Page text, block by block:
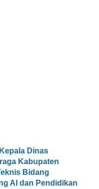
Dinas
Kabupaten
Bidang
AI dan Pendidikan